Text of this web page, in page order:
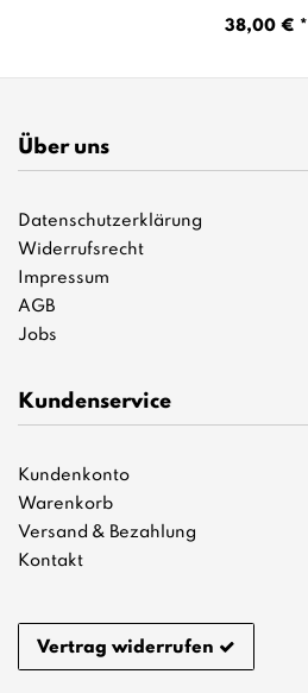
38,00 € *
Über uns
Datenschutzerklärung
Widerrufsrecht
Impressum
AGB
Jobs
Kundenservice
Kundenkonto
Warenkorb
Versand & Bezahlung
Kontakt
Vertrag widerrufen